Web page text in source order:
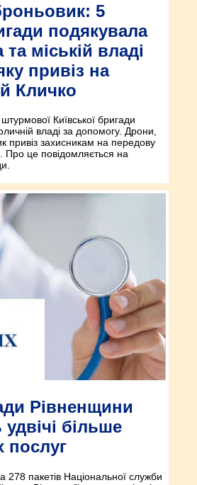
5
подякувала
міській владі
привіз на
Кличко
Київської бригади
владі за допомогу. Дрони,
привіз захисникам на передову
Про це повідомляється на
Рівненщини
більше
послуг
278 пакетів Національної служби